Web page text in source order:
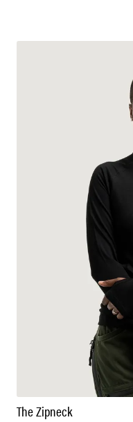
The Zipneck